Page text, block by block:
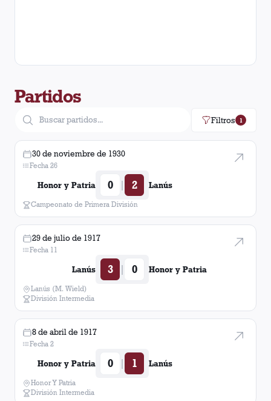
Partidos
Filtros 1
30 de noviembre de 1930
Fecha 26
Honor y Patria 0 | 2 Lanús
Campeonato de Primera División
29 de julio de 1917
Fecha 11
Lanús 3 | 0 Honor y Patria
Lanús (M. Wield)
División Intermedia
8 de abril de 1917
Fecha 2
Honor y Patria 0 | 1 Lanús
Honor Y Patria
División Intermedia